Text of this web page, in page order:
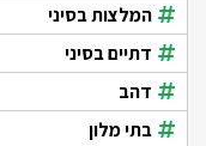
המלצות בסיני
דתיים בסיני
דהב
בתי מלון